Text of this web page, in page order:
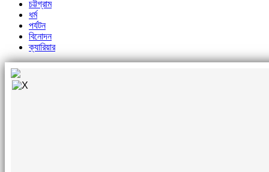
চট্টগ্রাম
ধর্ম
পর্যটন
বিনোদন
ক্যারিয়ার